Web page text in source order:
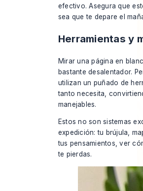
efectivo. Asegura que
sea que te depare el
Herramientas y
Mirar una página en
bastante desalentador.
utilizan un puñado de
tanto necesita,
manejables.
Estos no son sistemas
expedición: tu brújula,
tus pensamientos, ver
te pierdas.